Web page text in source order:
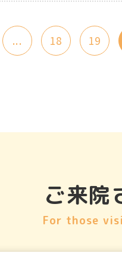
... 18 19
ご来院
For those